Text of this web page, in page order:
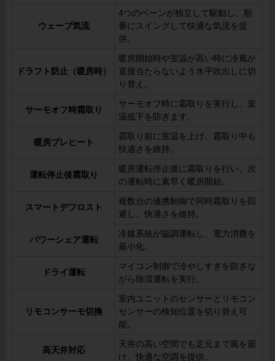
ウェーブ気流
4つのベーンが独立して駆動し、順
番にスイングして快適な気流を提
供。
ドラフト防止（暖房時）
暖房開始時や室温が高い時に冷風が
直接当たらないよう水平吹出しに切
り替え。
サーモオフ時霜取り
サーモオフ時に霜取りを実行し、室
温低下を防ぎます。
暖房プレヒート
霜取り前に室温を上げ、霜取り中も
快適さを維持。
運転停止後霜取り
暖房運転停止後に霜取りを行い、次
の運転時に素早く暖房開始。
スマートデフロスト
複数台の連携制御で同時霜取りを回
避し、快適さを維持。
パワーシェア運転
冷媒系統が協調運転し、電力消費を
最小化。
ドライ運転
マイコン制御で冷やしすぎを防ぎな
がら除湿運転を実行。
リモコンサーモ切換
室内ユニットのセンサーとリモコン
センサーの検知位置を切り替え可
能。
高天井対応
天井の高い空間でも足元まで風を届
け、快適な空調を提供。